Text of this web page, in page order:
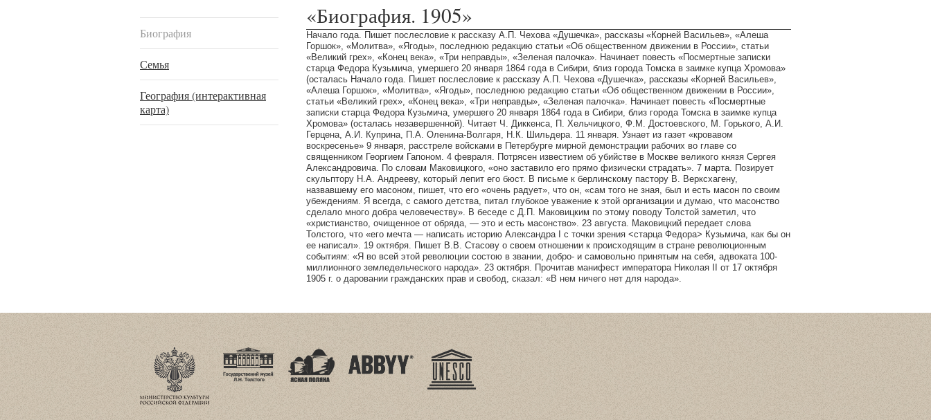
Биография
Семья
География (интерактивная
карта)
«Биография. 1905»
Начало года. Пишет послесловие к рассказу А.П. Чехова «Душечка», рассказы «Корней Васильев», «Алеша
Горшок», «Молитва», «Ягоды», последнюю редакцию статьи «Об общественном движении в России», статьи
«Великий грех», «Конец века», «Три неправды», «Зеленая палочка». Начинает повесть «Посмертные записки
старца Федора Кузьмича, умершего 20 января 1864 года в Сибири, близ города Томска в заимке купца Хромова»
(осталась Начало года. Пишет послесловие к рассказу А.П. Чехова «Душечка», рассказы «Корней Васильев»,
«Алеша Горшок», «Молитва», «Ягоды», последнюю редакцию статьи «Об общественном движении в России»,
статьи «Великий грех», «Конец века», «Три неправды», «Зеленая палочка». Начинает повесть «Посмертные
записки старца Федора Кузьмича, умершего 20 января 1864 года в Сибири, близ города Томска в заимке купца
Хромова» (осталась незавершенной). Читает Ч. Диккенса, П. Хельчицкого, Ф.М. Достоевского, М. Горького, А.И.
Герцена, А.И. Куприна, П.А. Оленина-Волгаря, Н.К. Шильдера. 11 января. Узнает из газет «кровавом
воскресенье» 9 января, расстреле войсками в Петербурге мирной демонстрации рабочих во главе со
священником Георгием Гапоном. 4 февраля. Потрясен известием об убийстве в Москве великого князя Сергея
Александровича. По словам Маковицкого, «оно заставило его прямо физически страдать». 7 марта. Позирует
скульптору Н.А. Андрееву, который лепит его бюст. В письме к берлинскому пастору В. Верксхагену,
назвавшему его масоном, пишет, что его «очень радует», что он, «сам того не зная, был и есть масон по своим
убеждениям. Я всегда, с самого детства, питал глубокое уважение к этой организации и думаю, что масонство
сделало много добра человечеству». В беседе с Д.П. Маковицким по этому поводу Толстой заметил, что
«христианство, очищенное от обряда, — это и есть масонство». 23 августа. Маковицкий передает слова
Толстого, что «его мечта — написать историю Александра I с точки зрения <старца Федора> Кузьмича, как бы он
ее написал». 19 октября. Пишет В.В. Стасову о своем отношении к происходящим в стране революционным
событиям: «Я во всей этой революции состою в звании, добро- и самовольно принятым на себя, адвоката 100-
миллионного земледельческого народа». 23 октября. Прочитав манифест императора Николая II от 17 октября
1905 г. о даровании гражданских прав и свобод, сказал: «В нем ничего нет для народа».